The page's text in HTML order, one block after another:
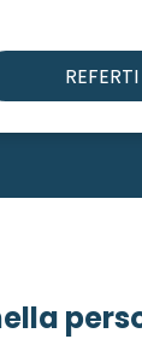
REFERTI